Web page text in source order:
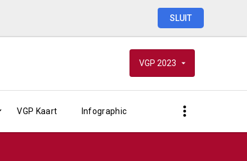
SLUIT
VGP 2023
VGP Kaart Infographic